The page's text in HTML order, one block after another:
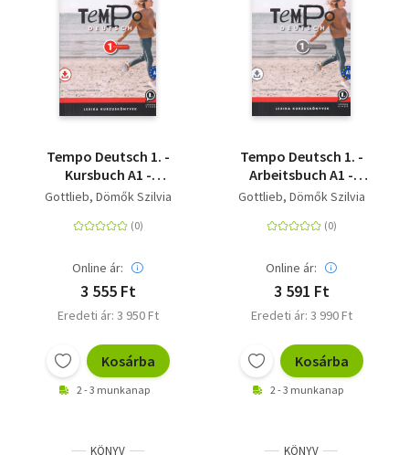
Tempo Deutsch 1. -
Kursbuch A1 -
letölthető
Gottlieb Dömők Szilvia
Online ár:
3 555 Ft
Eredeti ár: 3 950 Ft
Kosárba
2 - 3 munkanap
Tempo Deutsch 1. -
Arbeitsbuch A1 -
letölthető
Gottlieb Dömők Szilvia
Online ár:
3 591 Ft
Eredeti ár: 3 990 Ft
Kosárba
2 - 3 munkanap
KÖNYV KÖNYV